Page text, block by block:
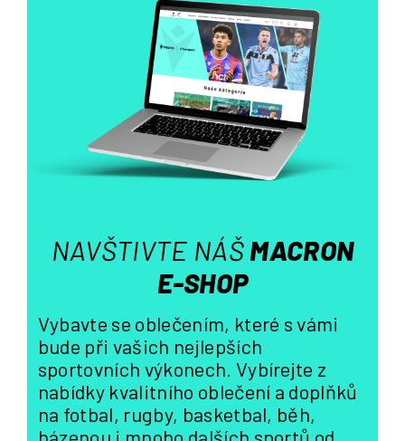
c
í
p
r
v
k
y
v
ý
u
NAVŠTIVTE NÁŠMACRON
E-SHOP
Vybavte se oblečením, které s vámi
bude při vašich nejlepších
sportovních výkonech. Vybírejte z
nabídky kvalitního oblečení a doplňků
na fotbal, rugby, basketbal, běh,